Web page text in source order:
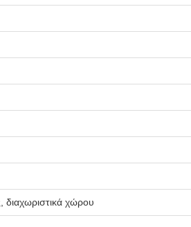
διαχωριστικά χώρου